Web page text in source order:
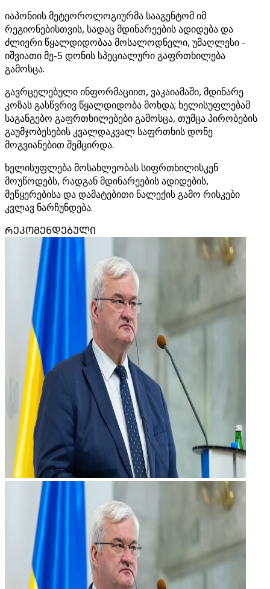
იაპონიის მეტეოროლოგიურმა სააგენტომ იმ
რეგიონებისთვის, სადაც მდინარეების ადიდება და
ძლიერი წყალდიდობაა მოსალოდნელი, უმაღლესი -
იშვიათი მე-5 დონის სპეციალური გაფრთხილება
გამოსცა.
გავრცელებული ინფორმაციით, ვაკაიამაში, მდინარე
კოზას გასწვრივ წყალდიდობა მოხდა; ხელისუფლებამ
საგანგებო გაფრთხილებები გამოსცა, თუმცა პირობების
გაუმჯობესების კვალდაკვალ საფრთხის დონე
მოგვიანებით შემცირდა.
ხელისუფლება მოსახლეობას სიფრთხილისკენ
მოუწოდებს, რადგან მდინარეების ადიდების,
მეწყერებისა და დამატებითი ნალექის გამო რისკები
კვლავ ნარჩუნდება.
ᲠᲔᲙᲝᲛᲔᲜᲓᲔᲑᲣᲚᲘ